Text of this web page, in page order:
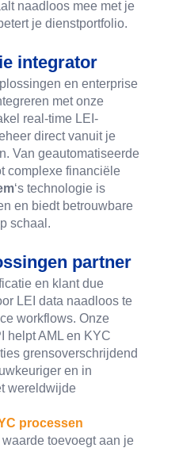
naadloos mee met je
je dienstportfolio.
integrator
en enterprise
met onze
real-time LEI-
direct vanuit je
Van geautomatiseerde
complexe financiële
‘s technologie is
en biedt betrouwbare
schaal.
partner
en klant due
LEI data naadloos te
workflows. Onze
helpt AML en KYC
grensoverschrijdend
en in
wereldwijde
processen
toevoegt aan je